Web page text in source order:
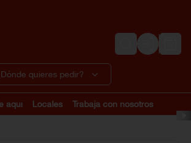
Login
quieres pedir?
aquí Locales Trabaja con nosotros